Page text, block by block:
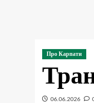
Про Карпати
06.06.2026